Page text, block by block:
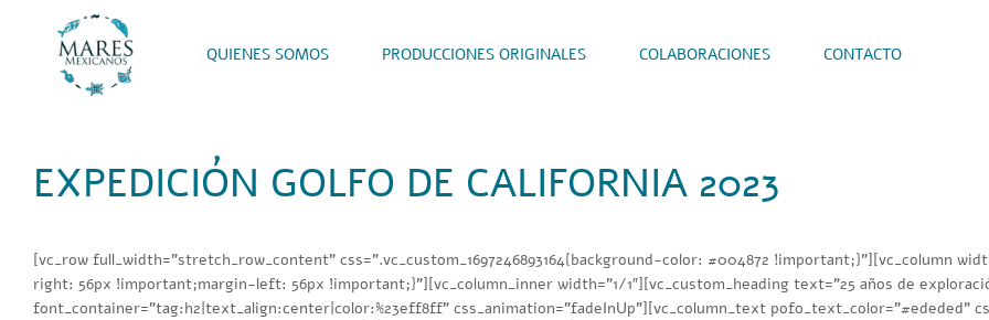
QUIENES SOMOS PRODUCCIONES ORIGINALES COLABORACIONES CONTACTO
EXPEDICIÓN GOLFO DE CALIFORNIA 2023
[vc_row full_width=”stretch_row_content” css=”.vc_custom_1697246893164{background-color: #004872 !important;}”][vc_column
right: 56px !important;margin-left: 56px !important;}”][vc_column_inner width=”1/1″][vc_custom_heading text=”25 años de
font_container=”tag:h2|text_align:center|color:%23eff8ff” css_animation=”fadeInUp”][vc_column_text pofo_text_color=”#ededed”